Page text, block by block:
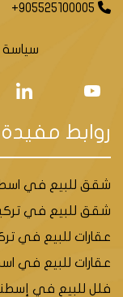
+905525100005
سياسة
روابط مفيدة
شقق للبيع في
شقق للبيع في
عقارات للبيع في
عقارات للبيع في
فلل للبيع في